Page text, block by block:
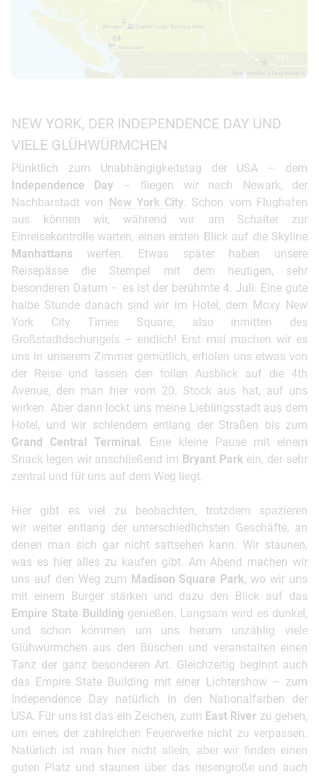
NEW YORK, DER INDEPENDENCE DAY UND
VIELE GLÜHWÜRMCHEN
Pünktlich zum Unabhängigkeitstag der USA – dem
Independence Day – fliegen wir nach Newark, der
Nachbarstadt von
New York City. Schon vom Flughafen
aus können wir, während wir am Schalter zur
Einreisekontrolle warten, einen ersten Blick auf die Skyline
Manhattans werfen. Etwas später haben unsere
Reisepässe die Stempel mit dem heutigen, sehr
besonderen Datum – es ist der berühmte 4. Juli. Eine gute
halbe Stunde danach sind wir im Hotel, dem Moxy New
York City Times Square, also inmitten des
Großstadtdschungels – endlich! Erst mal machen wir es
uns in unserem Zimmer gemütlich, erholen uns etwas von
der Reise und lassen den tollen Ausblick auf die 4th
Avenue, den man hier vom 20. Stock aus hat, auf uns
wirken. Aber dann lockt uns meine Lieblingsstadt aus dem
Hotel, und wir schlendern entlang der Straßen bis zum
Grand Central Terminal . Eine kleine Pause mit einem
Snack legen wir anschließend im Bryant Park ein, der sehr
zentral und für uns auf dem Weg liegt.
Hier gibt es viel zu beobachten, trotzdem spazieren
wir weiter entlang der unterschiedlichsten Geschäfte, an
denen man sich gar nicht sattsehen kann. Wir staunen,
was es hier alles zu kaufen gibt. Am Abend machen wir
uns auf den Weg zum Madison Square Park, wo wir uns
mit einem Burger stärken und dazu den Blick auf das
Empire State Building genießen. Langsam wird es dunkel,
und schon kommen um uns herum unzählig viele
Glühwürmchen aus den Büschen und veranstalten einen
Tanz der ganz besonderen Art. Gleichzeitig beginnt auch
das Empire State Building mit einer Lichtershow – zum
Independence Day natürlich in den Nationalfarben der
USA. Für uns ist das ein Zeichen, zum East River zu gehen,
um eines der zahlreichen Feuerwerke nicht zu verpassen.
Natürlich ist man hier nicht allein, aber wir finden einen
guten Platz und staunen über das riesengroße und auch